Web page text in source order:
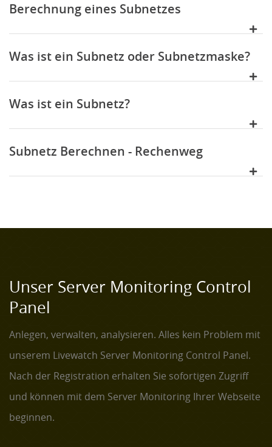
Berechnung eines Subnetzes
Was ist ein Subnetz oder Subnetzmaske?
Was ist ein Subnetz?
Subnetz Berechnen - Rechenweg
Unser Server Monitoring Control
Panel
Anlegen, verwalten, analysieren. Alles kein Problem mit
unserem Livewatch Server Monitoring Control Panel.
Nach der Registration erhalten Sie sofortigen Zugriff
und können mit dem Server Monitoring Ihrer Webseite
beginnen.